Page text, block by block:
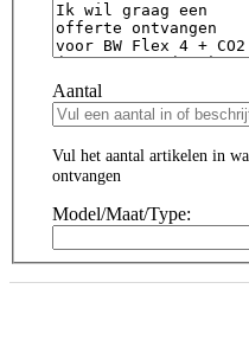
Aantal
Vul het aantal artikelen in
ontvangen
Model/Maat/Type: